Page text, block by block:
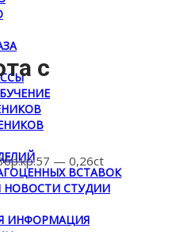
ВСТАВОК
НОВОСТИ СТУДИИ
ИНФОРМАЦИЯ
с
— 0,26ct